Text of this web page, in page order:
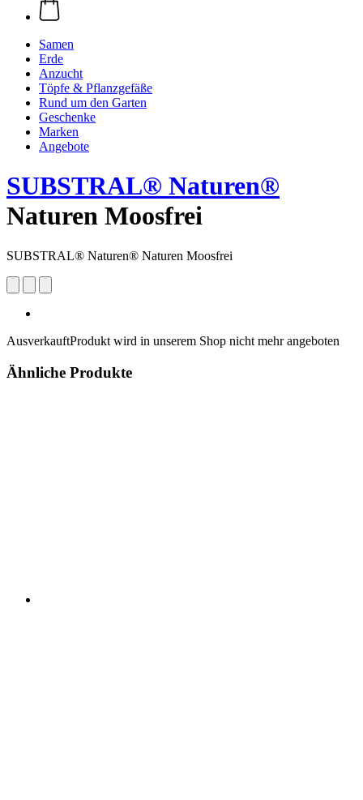
Samen
Erde
Anzucht
Töpfe & Pflanzgefäße
Rund um den Garten
Geschenke
Marken
Angebote
SUBSTRAL® Naturen®
Naturen Moosfrei
SUBSTRAL® Naturen® Naturen Moosfrei
AusverkauftProdukt wird in unserem Shop nicht mehr angeboten
Ähnliche Produkte